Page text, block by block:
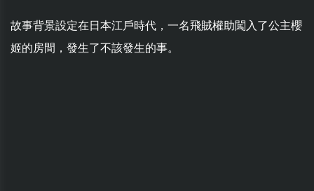
故事背景設定在日本江戶時代，一名飛賊權助闖入了公主櫻
姬的房間，發生了不該發生的事。